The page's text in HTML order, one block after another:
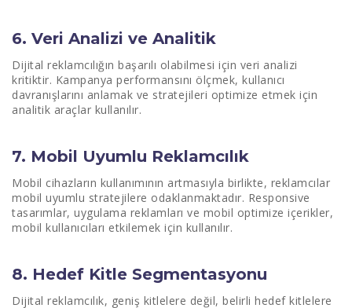
6. Veri Analizi ve Analitik
Dijital reklamcılığın başarılı olabilmesi için veri analizi
kritiktir. Kampanya performansını ölçmek, kullanıcı
davranışlarını anlamak ve stratejileri optimize etmek için
analitik araçlar kullanılır.
7. Mobil Uyumlu Reklamcılık
Mobil cihazların kullanımının artmasıyla birlikte, reklamcılar
mobil uyumlu stratejilere odaklanmaktadır. Responsive
tasarımlar, uygulama reklamları ve mobil optimize içerikler,
mobil kullanıcıları etkilemek için kullanılır.
8. Hedef Kitle Segmentasyonu
Dijital reklamcılık, geniş kitlelere değil, belirli hedef kitlelere